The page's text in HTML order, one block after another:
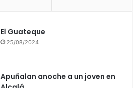
El Guateque
25/08/2024
Apuñalan anoche a un joven en